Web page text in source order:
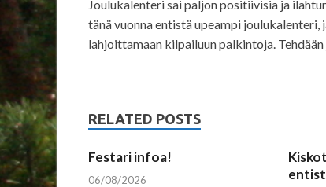
Joulukalenteri sai paljon positiivisia ja
tänä vuonna entistä upeampi joulukalenteri,
lahjoittamaan kilpailuun palkintoja.
RELATED POSTS
Festari infoa!
06/08/2026